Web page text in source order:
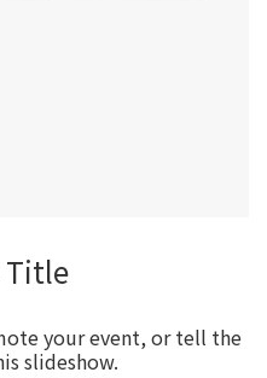
Title
your event, or tell the
slideshow.